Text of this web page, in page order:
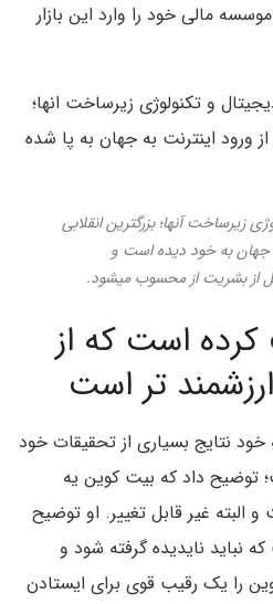
مالی خود را وارد این بازار
و تکنولوژی زیرساخت انها؛
ورود اینترنت به جهان به پا شده
زیرساخت آنها؛ بزرگترین انقلابی
جهان به خود دیده است و
از بشریت از محسوب میشود.
است که از
تر است
نتایج بسیاری از تحقیقات خود
توضیح داد که بیت کوین یه
البته غیر قابل تغییر. او توضیح
نباید نایدیده گرفته شود و
را یک رقیب قوی برای ایستادن